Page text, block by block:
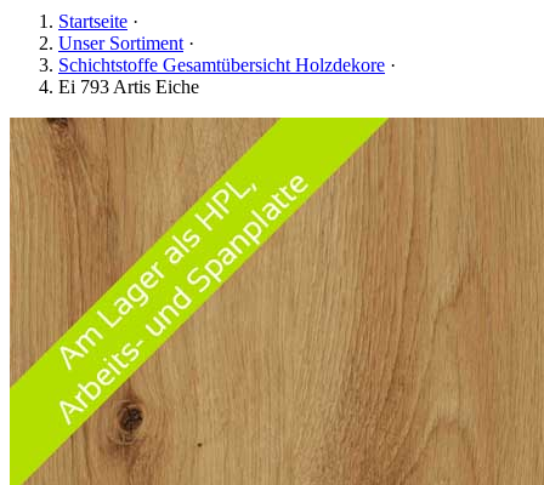
Startseite ·
Unser Sortiment ·
Schichtstoffe Gesamtübersicht Holzdekore ·
Ei 793 Artis Eiche